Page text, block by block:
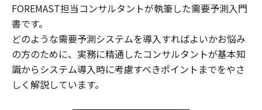
FOREMAST担当コンサルタントが執筆した需要予測入門
書です。
どのような需要予測システムを導入すればよいかお悩み
の方のために、実務に精通したコンサルタントが基本知
識からシステム導入時に考慮すべきポイントまでをやさ
しく解説しています。